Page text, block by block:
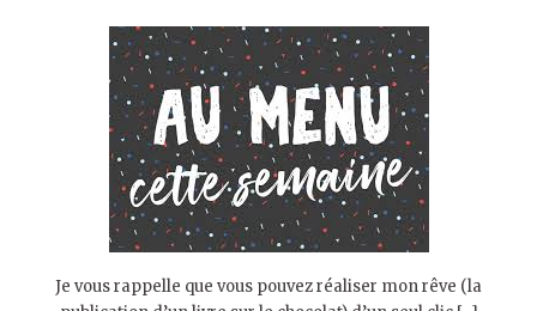
Je vous rappelle que vous pouvez réaliser mon rêve (la